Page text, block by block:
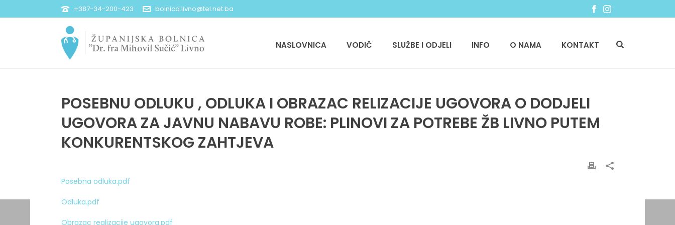
+387-34-200-423 bolnica.livno@tel.net.ba
NASLOVNICA VODIČ SLUŽBE I ODJELI INFO O NAMA KONTAKT
POSEBNU ODLUKU , ODLUKA I OBRAZAC RELIZACIJE UGOVORA O DODJELI
UGOVORA ZA JAVNU NABAVU ROBE: PLINOVI ZA POTREBE ŽB LIVNO PUTEM
KONKURENTSKOG ZAHTJEVA
Posebna odluka.pdf
Odluka.pdf
Obrazac realizacije ugovora.pdf